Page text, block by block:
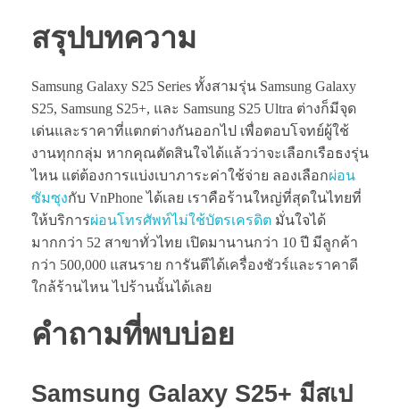
สรุปบทความ
Samsung Galaxy S25 Series ทั้งสามรุ่น Samsung Galaxy
S25, Samsung S25+, และ Samsung S25 Ultra ต่างก็มีจุด
เด่นและราคาที่แตกต่างกันออกไป เพื่อตอบโจทย์ผู้ใช้
งานทุกกลุ่ม หากคุณตัดสินใจได้แล้วว่าจะเลือกเรือธงรุ่น
ไหน แต่ต้องการแบ่งเบาภาระค่าใช้จ่าย ลองเลือกผ่อน
ซัมซุงกับ VnPhone ได้เลย เราคือร้านใหญ่ที่สุดในไทยที่
ให้บริการผ่อนโทรศัพท์ไม่ใช้บัตรเครดิต มั่นใจได้
มากกว่า 52 สาขาทั่วไทย เปิดมานานกว่า 10 ปี มีลูกค้า
กว่า 500,000 แสนราย การันตีได้เครื่องชัวร์และราคาดี
ใกล้ร้านไหน ไปร้านนั้นได้เลย
คำถามที่พบบ่อย
Samsung Galaxy S25+ มีสเป